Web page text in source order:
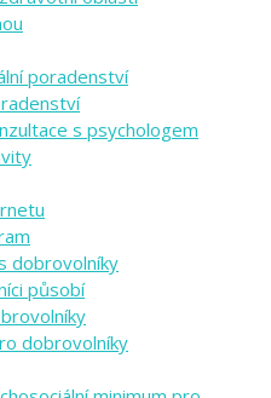
poradenství
s psychologem
dobrovolníky
působí
dobrovolníky